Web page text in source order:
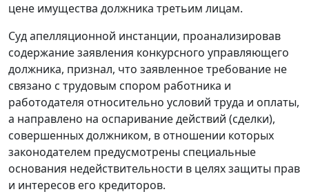
цене имущества должника третьим лицам.
Суд апелляционной инстанции, проанализировав
содержание заявления конкурсного управляющего
должника, признал, что заявленное требование не
связано с трудовым спором работника и
работодателя относительно условий труда и оплаты,
а направлено на оспаривание действий (сделки),
совершенных должником, в отношении которых
законодателем предусмотрены специальные
основания недействительности в целях защиты прав
и интересов его кредиторов.